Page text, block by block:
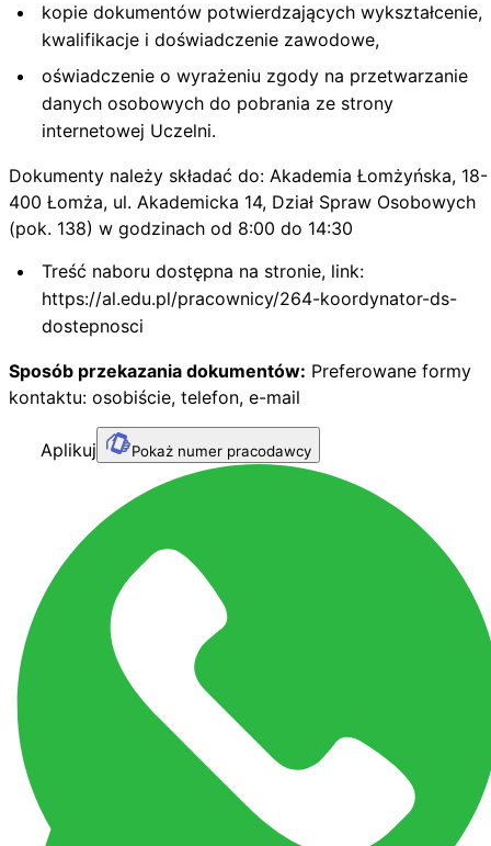
kopie dokumentów potwierdzających wykształcenie,
kwalifikacje i doświadczenie zawodowe,
oświadczenie o wyrażeniu zgody na przetwarzanie
danych osobowych do pobrania ze strony
internetowej Uczelni.
Dokumenty należy składać do: Akademia Łomżyńska, 18-
400 Łomża, ul. Akademicka 14, Dział Spraw Osobowych
(pok. 138) w godzinach od 8:00 do 14:30
Treść naboru dostępna na stronie, link:
https://al.edu.pl/pracownicy/264-koordynator-ds-
dostepnosci
Sposób przekazania dokumentów: Preferowane formy
kontaktu: osobiście, telefon, e-mail
Aplikuj Pokaż numer pracodawcy